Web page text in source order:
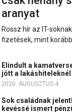
aranyat
Rossz hír az IT-
fizetések, mint
Elindult a
jött a lakáshiteleknél
2026. AUGUSZTUS 4.
Sok családnak
kevéssé ismert